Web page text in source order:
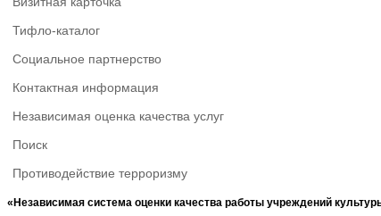
Тифло-каталог
Социальное партнерство
Контактная информация
Независимая оценка качества услуг
Поиск
Противодействие терроризму
«Независимая система оценки качества работы учреждений